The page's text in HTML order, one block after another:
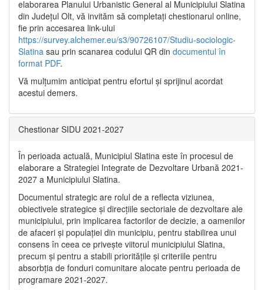
elaborarea Planului Urbanistic General al Municipiului Slatina
din Județul Olt, vă invităm să completați chestionarul online,
fie prin accesarea link-ului
https://survey.alchemer.eu/s3/90726107/Studiu-sociologic-
Slatina sau prin scanarea codului QR din documentul în
format PDF.
Vă mulţumim anticipat pentru efortul şi sprijinul acordat
acestui demers.
Chestionar SIDU 2021-2027
În perioada actuală, Municipiul Slatina este în procesul de
elaborare a Strategiei Integrate de Dezvoltare Urbană 2021‐
2027 a Municipiului Slatina.
Documentul strategic are rolul de a reflecta viziunea,
obiectivele strategice și direcțiile sectoriale de dezvoltare ale
municipiului, prin implicarea factorilor de decizie, a oamenilor
de afaceri și populației din municipiu, pentru stabilirea unui
consens în ceea ce privește viitorul municipiului Slatina,
precum și pentru a stabili prioritățile și criteriile pentru
absorbția de fonduri comunitare alocate pentru perioada de
programare 2021-2027.